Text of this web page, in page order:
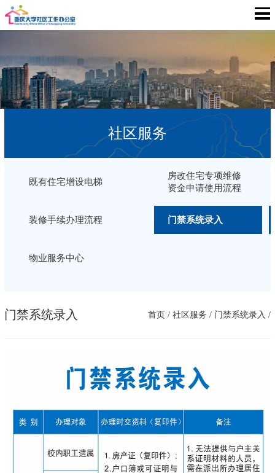
社区服务
既有住宅增设电梯
房改住宅专项维修
资金申请使用流程
装修手续办理流程 门禁系统录入
物业服务中心
门禁系统录入 首页 /社区服务 / 门禁系统录入 /